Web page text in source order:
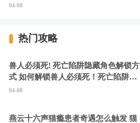
04-08
热门攻略
兽人必须死! 死亡陷阱隐藏角色解锁方
式 如何解锁兽人必须死！死亡陷阱中
的隐藏角色
04-08
燕云十六声猫瘾患者奇遇怎么触发 猫